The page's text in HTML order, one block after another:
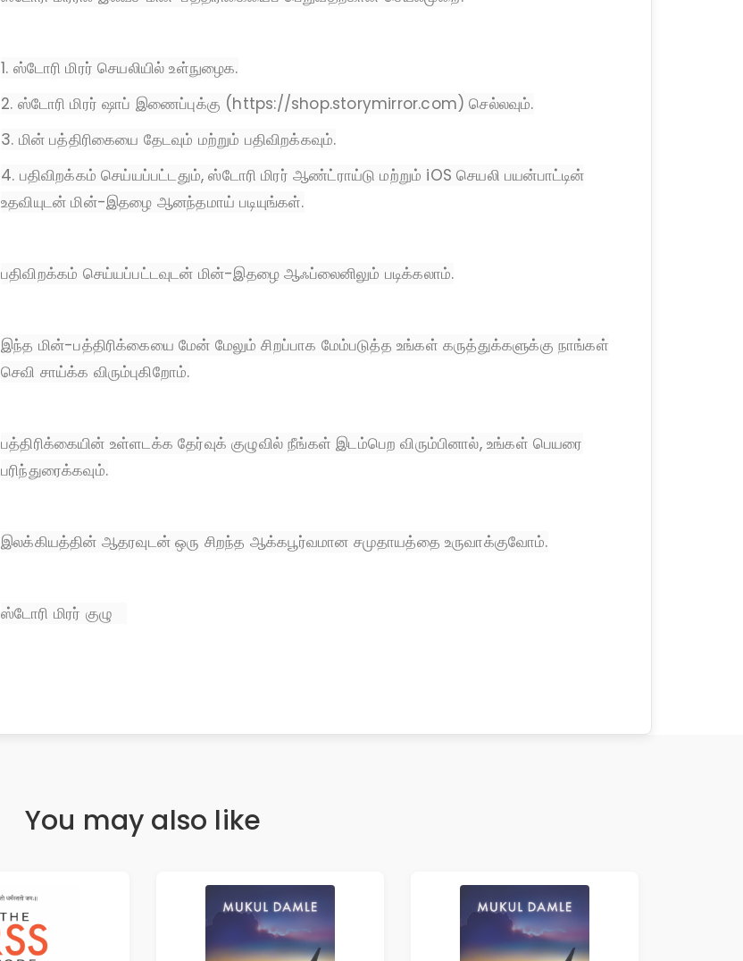
1. ஸ்டோரி மிரர் செயலியில் உள்நுழைக.
2. ஸ்டோரி மிரர் ஷாப் இணைப்புக்கு (https://shop.storymirror.com) செல்லவும்.
3. மின் பத்திரிகையை தேடவும் மற்றும் பதிவிறக்கவும்.
4. பதிவிறக்கம் செய்யப்பட்டதும், ஸ்டோரி மிரர் ஆண்ட்ராய்டு மற்றும் iOS செயலி பயன்பாட்டின்
உதவியுடன் மின்-இதழை ஆனந்தமாய் படியுங்கள்.
பதிவிறக்கம் செய்யப்பட்டவுடன் மின்-இதழை ஆஃப்லைனிலும் படிக்கலாம்.
இந்த மின்-பத்திரிக்கையை மேன் மேலும் சிறப்பாக மேம்படுத்த உங்கள் கருத்துக்களுக்கு நாங்கள்
செவி சாய்க்க விரும்புகிறோம்.
பத்திரிக்கையின் உள்ளடக்க தேர்வுக் குழுவில் நீங்கள் இடம்பெற விரும்பினால், உங்கள் பெயரை
பரிந்துரைக்கவும்.
இலக்கியத்தின் ஆதரவுடன் ஒரு சிறந்த ஆக்கபூர்வமான சமுதாயத்தை உருவாக்குவோம்.
ஸ்டோரி மிரர் குழு
You may also like